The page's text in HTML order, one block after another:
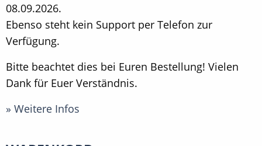
08.09.2026.
Ebenso steht kein Support per Telefon zur
Verfügung.
Bitte beachtet dies bei Euren Bestellung! Vielen
Dank für Euer Verständnis.
» Weitere Infos